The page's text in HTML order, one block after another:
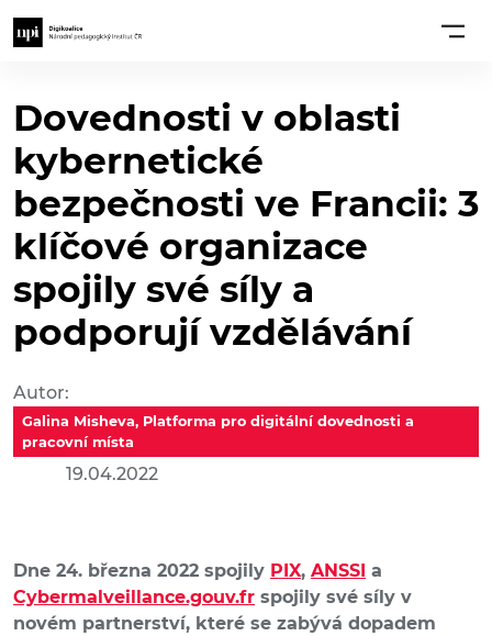
Dovednosti v oblasti
kybernetické
bezpečnosti ve Francii: 3
klíčové organizace
spojily své síly a
podporují vzdělávání
Autor:
Galina Misheva, Platforma pro digitální dovednosti a
pracovní místa
19.04.2022
Dne 24. března 2022 spojily PIX, ANSSI a
Cybermalveillance.gouv.fr spojily své síly v
novém partnerství, které se zabývá dopadem